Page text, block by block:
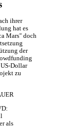
ihrer
hat es
Mars" doch
der
Dollar
zu